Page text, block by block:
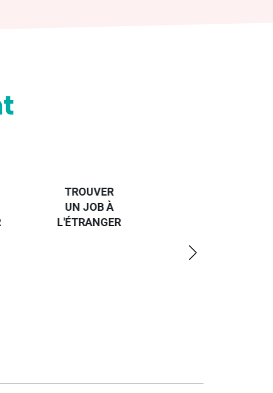
TROUVER
UN JOB À
L'ÉTRANGER